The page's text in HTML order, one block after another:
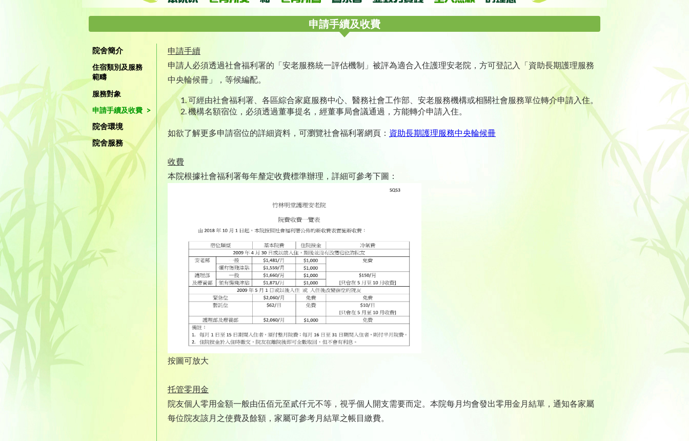
申請手續及收費
院舍簡介
住宿類別及服務
範疇
服務對象
申請手續及收費
院舍環境
院舍服務
申請手續
申請人必須透過社會福利署的「安老服務統一評估機制」被評為適合入住護理安老院，方可登記入「資助長期護理服務
中央輪候冊」，等候編配。
可經由社會福利署、各區綜合家庭服務中心、醫務社會工作部、安老服務機構或相關社會服務單位轉介申請入住。
機構名額宿位，必須透過董事提名，經董事局會議通過，方能轉介申請入住。
如欲了解更多申請宿位的詳細資料，可瀏覽社會福利署網頁： 資助長期護理服務中央輪候冊
收費
本院根據社會福利署每年釐定收費標準辦理，詳細可參考下圖：
按圖可放大
托管零用金
院友個人零用金額一般由伍佰元至貳仟元不等，視乎個人開支需要而定。本院每月均會發出零用金月結單，通知各家屬
每位院友該月之使費及餘額，家屬可參考月結單之帳目繳費。